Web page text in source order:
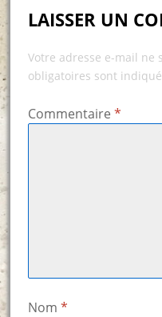
LAISSER UN
Votre adresse e-mail ne
obligatoires sont
Commentaire *
Nom *